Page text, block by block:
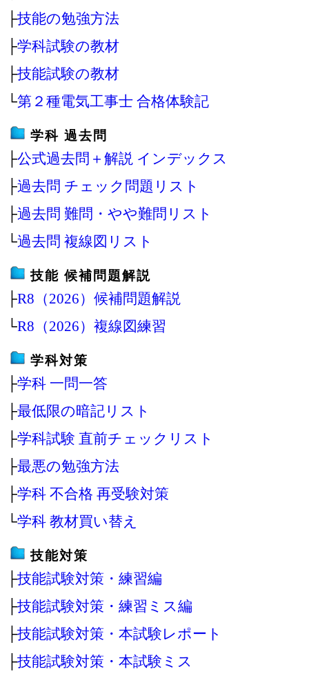
├技能の勉強方法
├学科試験の教材
├技能試験の教材
└第２種電気工事士 合格体験記
学科 過去問
├公式過去問＋解説 インデックス
├過去問 チェック問題リスト
├過去問 難問・やや難問リスト
└過去問 複線図リスト
技能 候補問題解説
├R8（2026）候補問題解説
└R8（2026）複線図練習
学科対策
├学科 一問一答
├最低限の暗記リスト
├学科試験 直前チェックリスト
├最悪の勉強方法
├学科 不合格 再受験対策
└学科 教材買い替え
技能対策
├技能試験対策・練習編
├技能試験対策・練習ミス編
├技能試験対策・本試験レポート
├技能試験対策・本試験ミス